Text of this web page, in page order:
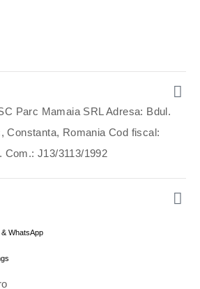
Parc Mamaia SRL Adresa: Bdul.
Constanta, Romania Cod fiscal:
Com.: J13/3113/1992
WhatsApp